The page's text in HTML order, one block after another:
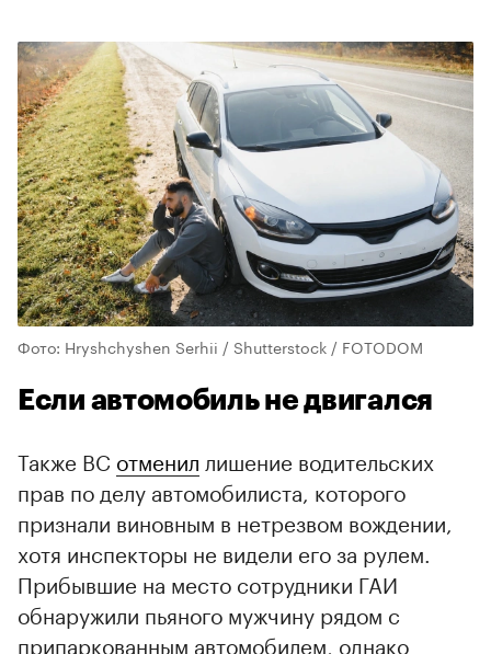
Фото: Hryshchyshen Serhii / Shutterstock / FOTODOM
Если автомобиль не двигался
Также ВС отменил лишение водительских
прав по делу автомобилиста, которого
признали виновным в нетрезвом вождении,
хотя инспекторы не видели его за рулем.
Прибывшие на место сотрудники ГАИ
обнаружили пьяного мужчину рядом с
припаркованным автомобилем, однако